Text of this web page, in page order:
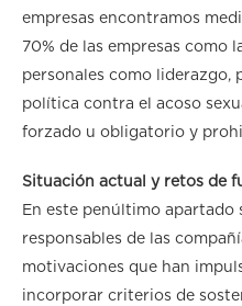
empresas encontramos
70% de las empresas como
personales como liderazgo,
política contra el acoso
forzado u obligatorio y
Situación actual y retos de
En este penúltimo apartado
responsables de las
motivaciones que han
incorporar criterios de